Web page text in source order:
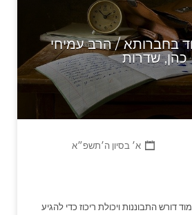
בחברותא / הרב עמיחי
כהן, שדרות
א׳ בסיון ה׳תשפ״א
דורש התבוננות ויכולת ריכוז כדי להגיע